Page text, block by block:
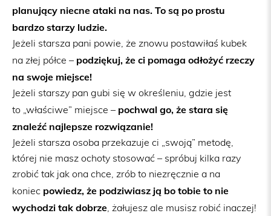
planujący niecne ataki na nas. To są po prostu
bardzo starzy ludzie.
Jeżeli starsza pani powie, że znowu postawiłaś kubek
na złej półce – podziękuj, że ci pomaga odłożyć rzeczy
na swoje miejsce!
Jeżeli starszy pan gubi się w określeniu, gdzie jest
to „właściwe” miejsce – pochwal go, że stara się
znaleźć najlepsze rozwiązanie!
Jeżeli starsza osoba przekazuje ci „swoją” metodę,
której nie masz ochoty stosować – spróbuj kilka razy
zrobić tak jak ona chce, zrób to niezręcznie a na
koniec powiedz, że podziwiasz ją bo tobie to nie
wychodzi tak dobrze, żałujesz ale musisz robić inaczej!